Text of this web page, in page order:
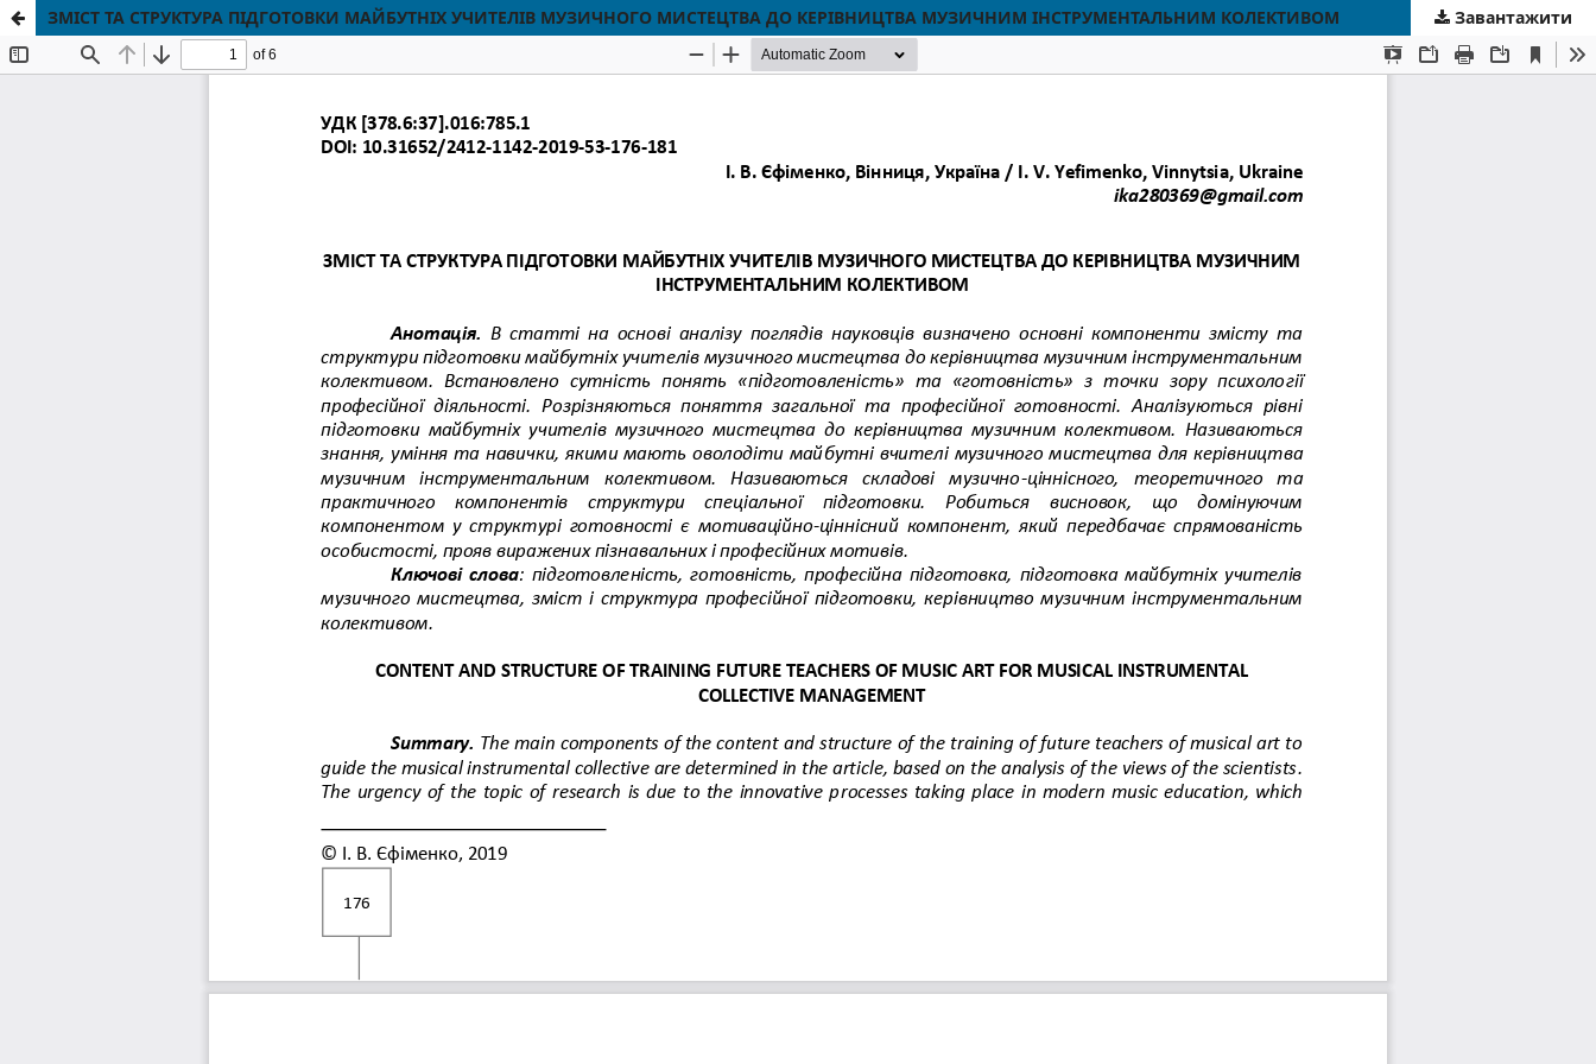
ЗМІСТ ТА СТРУКТУРА ПІДГОТОВКИ МАЙБУТНІХ УЧИТЕЛІВ МУЗИЧНОГО МИСТЕЦТВА ДО КЕРІВНИЦТВА МУЗИЧНИМ ІНСТРУМЕНТАЛЬНИМ КОЛЕКТИВОМ Завантажити